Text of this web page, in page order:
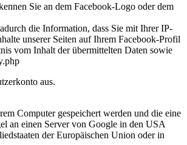
Sie an dem Facebook-Logo oder dem
die Information, dass Sie mit Ihrer IP-
unserer Seiten auf Ihrem Facebook-Profil
vom Inhalt der übermittelten Daten sowie
aus.
Computer gespeichert werden und die eine
an einen Server von Google in den USA
der Europäischen Union oder in